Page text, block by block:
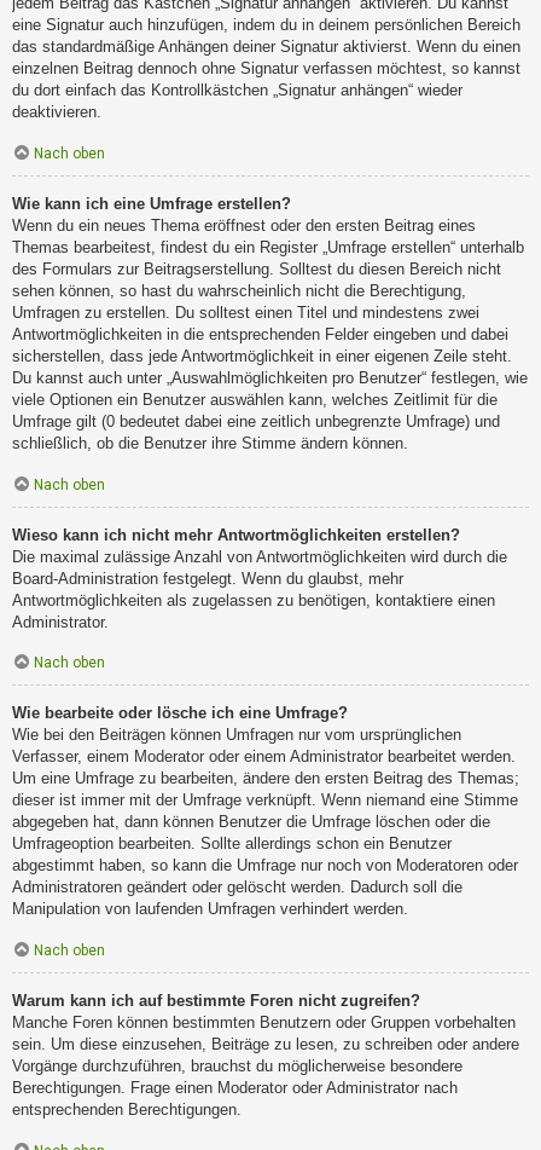
eine Signatur auch hinzufügen, indem du in deinem persönlichen Bereich
das standardmäßige Anhängen deiner Signatur aktivierst. Wenn du einen
einzelnen Beitrag dennoch ohne Signatur verfassen möchtest, so kannst
du dort einfach das Kontrollkästchen „Signatur anhängen“ wieder
deaktivieren.
Nach oben
Wie kann ich eine Umfrage erstellen?
Wenn du ein neues Thema eröffnest oder den ersten Beitrag eines
Themas bearbeitest, findest du ein Register „Umfrage erstellen“ unterhalb
des Formulars zur Beitragserstellung. Solltest du diesen Bereich nicht
sehen können, so hast du wahrscheinlich nicht die Berechtigung,
Umfragen zu erstellen. Du solltest einen Titel und mindestens zwei
Antwortmöglichkeiten in die entsprechenden Felder eingeben und dabei
sicherstellen, dass jede Antwortmöglichkeit in einer eigenen Zeile steht.
Du kannst auch unter „Auswahlmöglichkeiten pro Benutzer“ festlegen, wie
viele Optionen ein Benutzer auswählen kann, welches Zeitlimit für die
Umfrage gilt (0 bedeutet dabei eine zeitlich unbegrenzte Umfrage) und
schließlich, ob die Benutzer ihre Stimme ändern können.
Nach oben
Wieso kann ich nicht mehr Antwortmöglichkeiten erstellen?
Die maximal zulässige Anzahl von Antwortmöglichkeiten wird durch die
Board-Administration festgelegt. Wenn du glaubst, mehr
Antwortmöglichkeiten als zugelassen zu benötigen, kontaktiere einen
Administrator.
Nach oben
Wie bearbeite oder lösche ich eine Umfrage?
Wie bei den Beiträgen können Umfragen nur vom ursprünglichen
Verfasser, einem Moderator oder einem Administrator bearbeitet werden.
Um eine Umfrage zu bearbeiten, ändere den ersten Beitrag des Themas;
dieser ist immer mit der Umfrage verknüpft. Wenn niemand eine Stimme
abgegeben hat, dann können Benutzer die Umfrage löschen oder die
Umfrageoption bearbeiten. Sollte allerdings schon ein Benutzer
abgestimmt haben, so kann die Umfrage nur noch von Moderatoren oder
Administratoren geändert oder gelöscht werden. Dadurch soll die
Manipulation von laufenden Umfragen verhindert werden.
Nach oben
Warum kann ich auf bestimmte Foren nicht zugreifen?
Manche Foren können bestimmten Benutzern oder Gruppen vorbehalten
sein. Um diese einzusehen, Beiträge zu lesen, zu schreiben oder andere
Vorgänge durchzuführen, brauchst du möglicherweise besondere
Berechtigungen. Frage einen Moderator oder Administrator nach
entsprechenden Berechtigungen.